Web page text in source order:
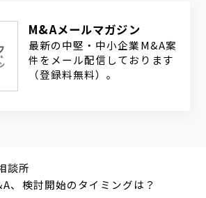
M&Aメールマガジン
最新の中堅・中小企業M&A案
件をメール配信しております
（登録料無料）。
談所
、検討開始のタイミングは？